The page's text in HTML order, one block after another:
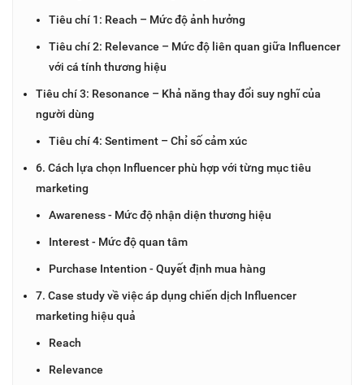
Tiêu chí 1: Reach – Mức độ ảnh hưởng
Tiêu chí 2: Relevance – Mức độ liên quan giữa Influencer
với cá tính thương hiệu
Tiêu chí 3: Resonance – Khả năng thay đổi suy nghĩ của
người dùng
Tiêu chí 4: Sentiment – Chỉ số cảm xúc
6. Cách lựa chọn Influencer phù hợp với từng mục tiêu
marketing
Awareness - Mức độ nhận diện thương hiệu
Interest - Mức độ quan tâm
Purchase Intention - Quyết định mua hàng
7. Case study về việc áp dụng chiến dịch Influencer
marketing hiệu quả
Reach
Relevance